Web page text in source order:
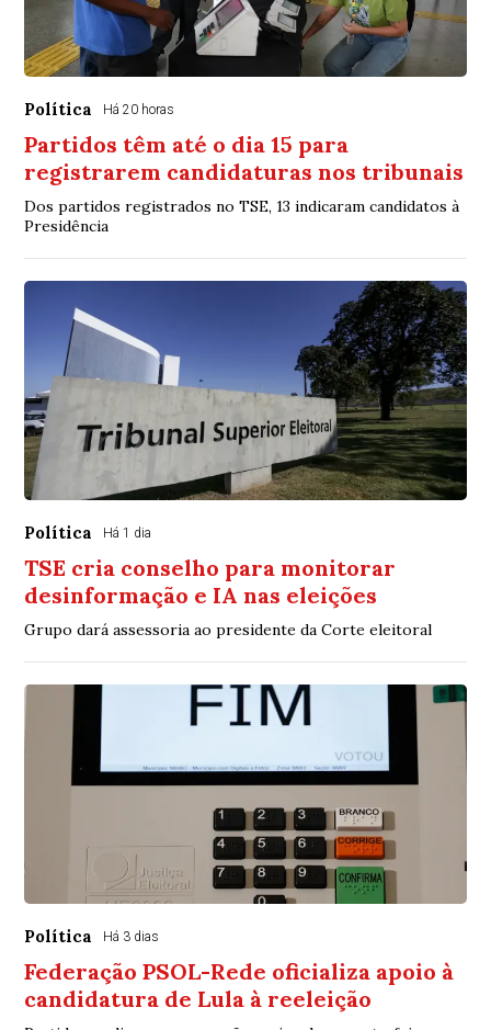
Política Há 20 horas
Partidos têm até o dia 15 para
registrarem candidaturas nos tribunais
Dos partidos registrados no TSE, 13 indicaram candidatos à
Presidência
Política Há 1 dia
TSE cria conselho para monitorar
desinformação e IA nas eleições
Grupo dará assessoria ao presidente da Corte eleitoral
Política Há 3 dias
Federação PSOL-Rede oficializa apoio à
candidatura de Lula à reeleição